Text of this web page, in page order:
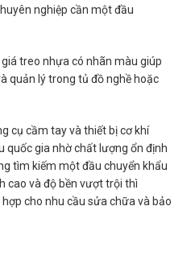
nghiệp cần một đầu
treo nhựa có nhãn màu giúp
quản lý trong tủ đồ nghề hoặc
cụ cầm tay và thiết bị cơ khí
quốc gia nhờ chất lượng ổn định
tìm kiếm một đầu chuyển khẩu
cao và độ bền vượt trội thì
hợp cho nhu cầu sửa chữa và bảo